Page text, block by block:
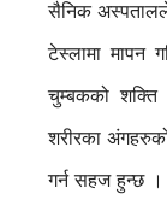
सैनिक
टेस्लामा मापन
चुम्बकको शक्ति
शरीरका
गर्न सहज हुन्छ